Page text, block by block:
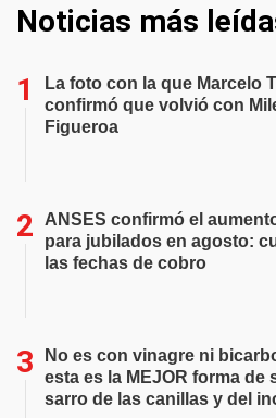
Noticias más
La foto con la que Marcelo
confirmó que volvió con
Figueroa
ANSES confirmó el
para jubilados en agosto:
las fechas de cobro
No es con vinagre ni
esta es la MEJOR forma de
sarro de las canillas y del